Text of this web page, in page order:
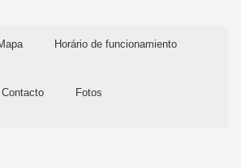
Horário de funcionamiento
Contacto Fotos